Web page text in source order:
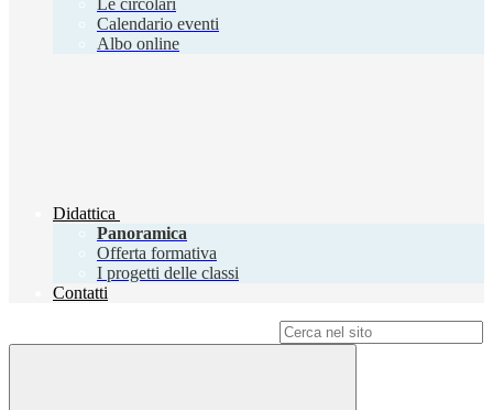
Le circolari
Calendario eventi
Albo online
Didattica
Panoramica
Offerta formativa
I progetti delle classi
Contatti